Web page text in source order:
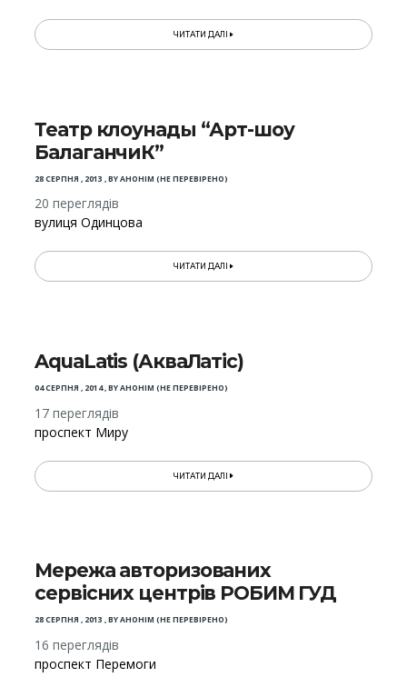
ЧИТАТИ ДАЛІ
Театр клоунады “Арт-шоу
БалаганчиК”
28 СЕРПНЯ , 2013 ,BYАНОНІМ (НЕ ПЕРЕВІРЕНО)
20 переглядів
вулиця Одинцова
ЧИТАТИ ДАЛІ
AquaLatis (АкваЛатіс)
04 СЕРПНЯ , 2014,BYАНОНІМ (НЕ ПЕРЕВІРЕНО)
17 переглядів
проспект Миру
ЧИТАТИ ДАЛІ
Мережа авторизованих
сервісних центрів РОБИМ ГУД
28 СЕРПНЯ , 2013 ,BYАНОНІМ (НЕ ПЕРЕВІРЕНО)
16 переглядів
проспект Перемоги